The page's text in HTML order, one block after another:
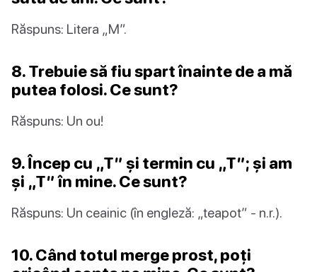
Răspuns: Litera „M”.
8. Trebuie să fiu spart înainte de a mă
putea folosi. Ce sunt?
Răspuns: Un ou!
9. Încep cu „T” și termin cu „T”; și am
și „T” în mine. Ce sunt?
Răspuns: Un ceainic (în engleză: „teapot” - n.r.).
10. Când totul merge prost, poți